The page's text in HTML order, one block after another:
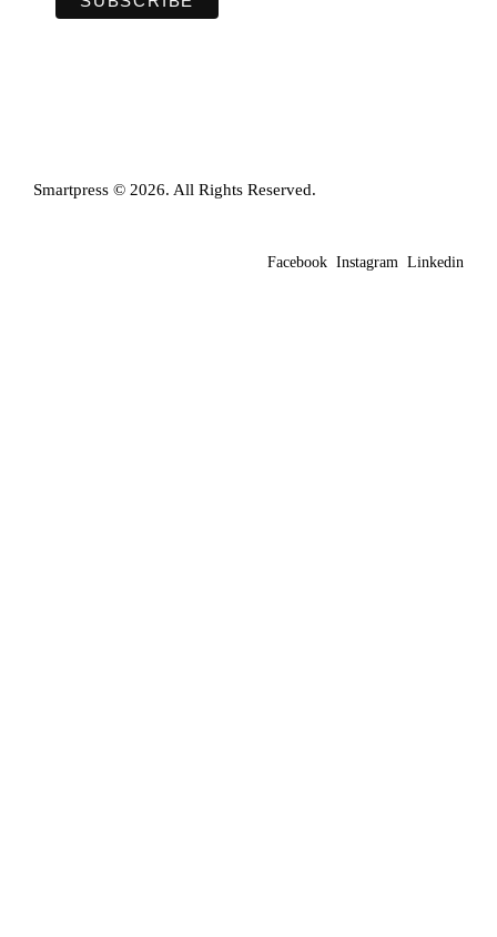
Smartpress © 2026. All Rights Reserved.
Facebook Instagram Linkedin